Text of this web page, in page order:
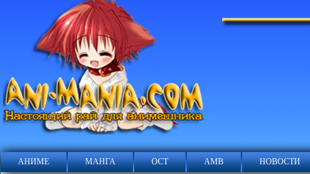
АНИМЕ МАНГА ОСТ АМВ НОВОСТИ